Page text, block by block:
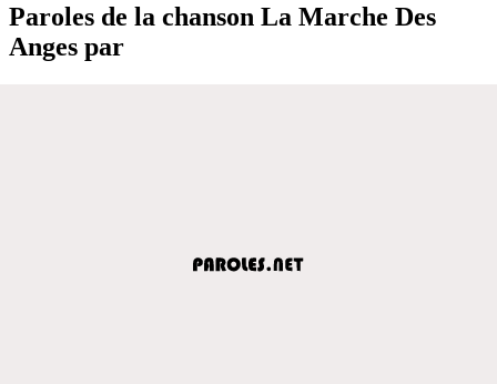
Paroles de la chanson La Marche Des
Anges par